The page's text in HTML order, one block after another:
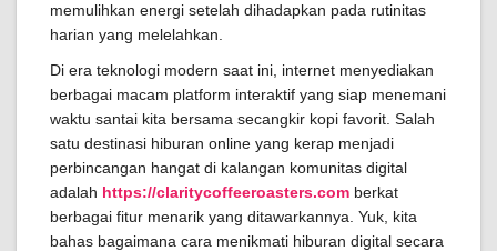
memulihkan energi setelah dihadapkan pada rutinitas
harian yang melelahkan.
Di era teknologi modern saat ini, internet menyediakan
berbagai macam platform interaktif yang siap menemani
waktu santai kita bersama secangkir kopi favorit. Salah
satu destinasi hiburan online yang kerap menjadi
perbincangan hangat di kalangan komunitas digital
adalah https://claritycoffeeroasters.com berkat
berbagai fitur menarik yang ditawarkannya. Yuk, kita
bahas bagaimana cara menikmati hiburan digital secara